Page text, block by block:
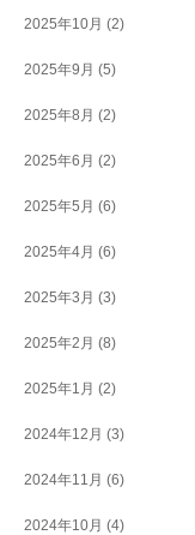
2025年10月 (2)
2025年9月 (5)
2025年8月 (2)
2025年6月 (2)
2025年5月 (6)
2025年4月 (6)
2025年3月 (3)
2025年2月 (8)
2025年1月 (2)
2024年12月 (3)
2024年11月 (6)
2024年10月 (4)